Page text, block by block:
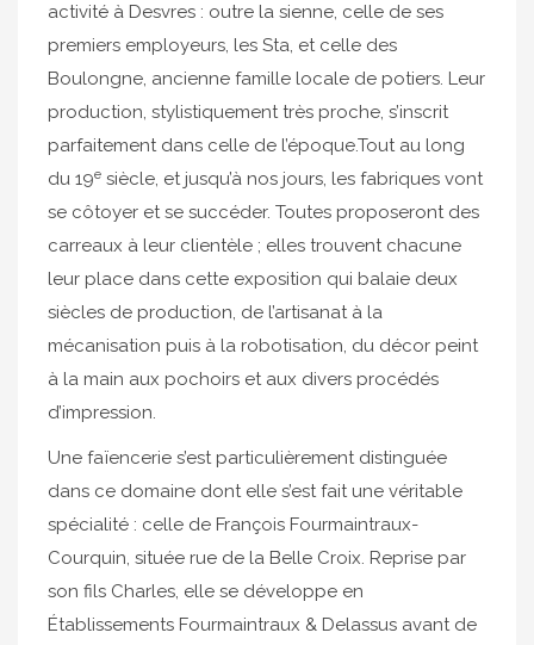
activité à Desvres : outre la sienne, celle de ses
premiers employeurs, les Sta, et celle des
Boulongne, ancienne famille locale de potiers. Leur
production, stylistiquement très proche, s’inscrit
parfaitement dans celle de l’époque.Tout au long
du 19e siècle, et jusqu’à nos jours, les fabriques vont
se côtoyer et se succéder. Toutes proposeront des
carreaux à leur clientèle ; elles trouvent chacune
leur place dans cette exposition qui balaie deux
siècles de production, de l’artisanat à la
mécanisation puis à la robotisation, du décor peint
à la main aux pochoirs et aux divers procédés
d’impression.
Une faïencerie s’est particulièrement distinguée
dans ce domaine dont elle s’est fait une véritable
spécialité : celle de François Fourmaintraux-
Courquin, située rue de la Belle Croix. Reprise par
son fils Charles, elle se développe en
Établissements Fourmaintraux & Delassus avant de